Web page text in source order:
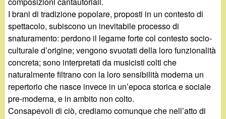
I brani di tradizione popolare, proposti in un contesto di
spettacolo, subiscono un inevitabile processo di
snaturamento: perdono il legame forte col contesto socio-
culturale d’origine; vengono svuotati della loro funzionalità
concreta; sono interpretati da musicisti colti che
naturalmente filtrano con la loro sensibilità moderna un
repertorio che nasce invece in un’epoca storica e sociale
pre-moderna, e in ambito non colto.
Consapevoli di ciò, crediamo comunque che nell’atto di